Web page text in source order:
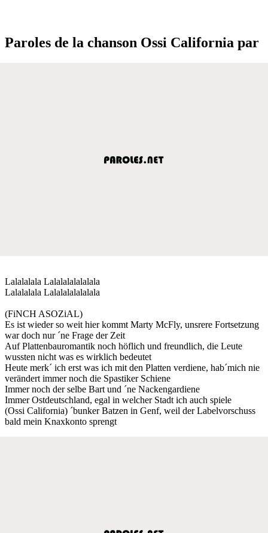
Paroles de la chanson Ossi California par
Lalalalala Lalalalalalalala
Lalalalala Lalalalalalalala
(FiNCH ASOZiAL)
Es ist wieder so weit hier kommt Marty McFly, unsrere Fortsetzung
war doch nur ´ne Frage der Zeit
Auf Plattenbauromantik noch höflich und freundlich, die Leute
wussten nicht was es wirklich bedeutet
Heute merk´ ich erst was ich mit den Platten verdiene, hab´mich nie
verändert immer noch die Spastiker Schiene
Immer noch der selbe Bart und ´ne Nackengardiene
Immer Ostdeutschland, egal in welcher Stadt ich auch spiele
(Ossi California) ´bunker Batzen in Genf, weil der Labelvorschuss
bald mein Knaxkonto sprengt